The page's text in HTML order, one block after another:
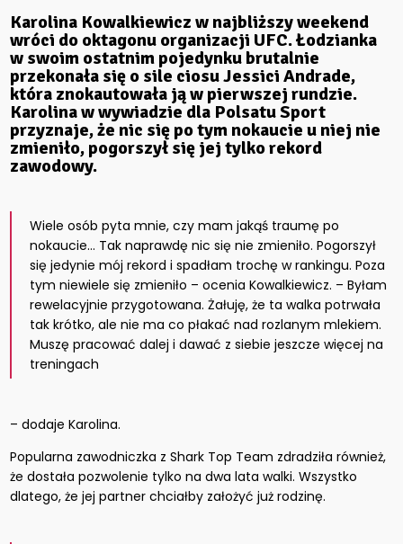
Karolina Kowalkiewicz w najbliższy weekend
wróci do oktagonu organizacji UFC. Łodzianka
w swoim ostatnim pojedynku brutalnie
przekonała się o sile ciosu Jessici Andrade,
która znokautowała ją w pierwszej rundzie.
Karolina w wywiadzie dla Polsatu Sport
przyznaje, że nic się po tym nokaucie u niej nie
zmieniło, pogorszył się jej tylko rekord
zawodowy.
Wiele osób pyta mnie, czy mam jakąś traumę po
nokaucie… Tak naprawdę nic się nie zmieniło. Pogorszył
się jedynie mój rekord i spadłam trochę w rankingu. Poza
tym niewiele się zmieniło – ocenia Kowalkiewicz. – Byłam
rewelacyjnie przygotowana. Żałuję, że ta walka potrwała
tak krótko, ale nie ma co płakać nad rozlanym mlekiem.
Muszę pracować dalej i dawać z siebie jeszcze więcej na
treningach
– dodaje Karolina.
Popularna zawodniczka z Shark Top Team zdradziła również,
że dostała pozwolenie tylko na dwa lata walki. Wszystko
dlatego, że jej partner chciałby założyć już rodzinę.